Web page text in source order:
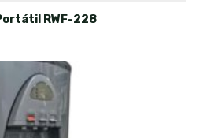
RWF-228